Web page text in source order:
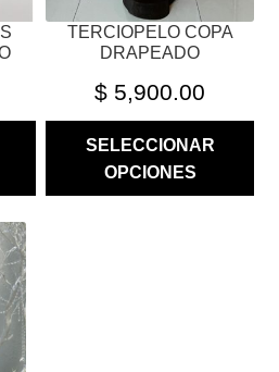
TERCIOPELO COPA
DRAPEADO
$ 5,900.00
SELECCIONAR
OPCIONES
PÁGINA